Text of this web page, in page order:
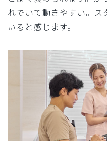
れでいて動きやすい。ス
いると感じます。